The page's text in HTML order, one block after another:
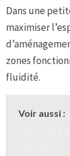
Dans une
maximiser
zones
fluidité.
Voir aussi :